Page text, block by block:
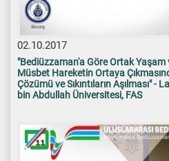
02.10.2017
"Bediüzzaman'a Göre Ortak
Müsbet Hareketin Ortaya
Çözümü ve Sıkıntıların Aşılması"
bin Abdullah Üniversitesi, FAS